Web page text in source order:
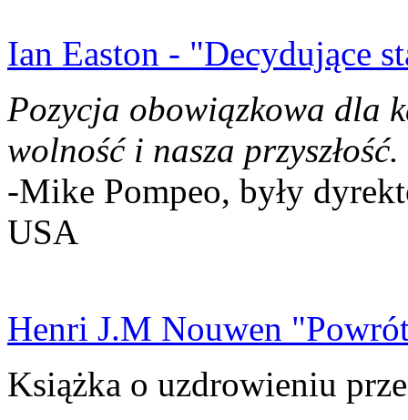
Ian Easton - "Decydujące
Pozycja obowiązkowa dla
wolność i nasza przyszłość.
-Mike Pompeo, były
USA
Henri J.M Nouwen
Książka o uzdrowieniu